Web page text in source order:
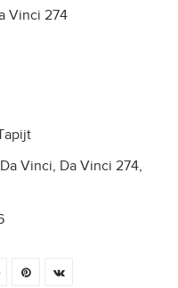
Vinci 274
Da Vinci Da Vinci 274